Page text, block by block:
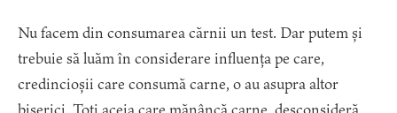
Nu facem din consumarea cărnii un test. Dar putem și
trebuie să luăm în considerare influența pe care,
credincioșii care consumă carne, o au asupra altor